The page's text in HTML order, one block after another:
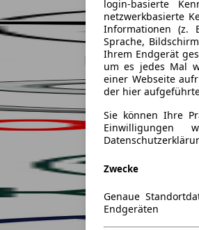
login-basierte
netzwerkbasierte
Informationen (z.
Sprache,
Ihrem Endgerät
um es jedes Mal
einer Webseite
der hier
Sie können Ihre
Zwecke
Genaue
Endgeräten